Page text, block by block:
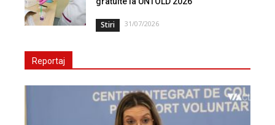
Stiri 31/07/2026
Reportaj